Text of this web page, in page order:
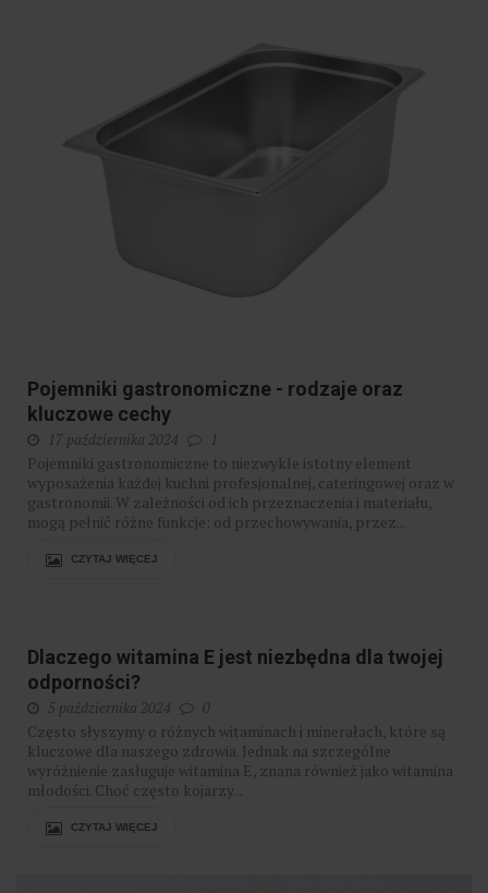
Pojemniki gastronomiczne - rodzaje oraz
kluczowe cechy
17 października 2024 1
​Pojemniki gastronomiczne to niezwykle istotny element
wyposażenia każdej kuchni profesjonalnej, cateringowej oraz w
gastronomii. W zależności od ich przeznaczenia i materiału,
mogą pełnić różne funkcje: od przechowywania, przez...
CZYTAJ WIĘCEJ
Dlaczego witamina E jest niezbędna dla twojej
odporności?
5 października 2024 0
Często słyszymy o różnych witaminach i minerałach, które są
kluczowe dla naszego zdrowia. Jednak na szczególne
wyróżnienie zasługuje witamina E, znana również jako witamina
młodości. Choć często kojarzy...
CZYTAJ WIĘCEJ